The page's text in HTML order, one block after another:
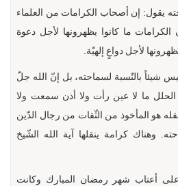
يقول: إن أصحاب الكرامات من العلماء
الكرامات ما كانوا يظهرونها لأجل دعوة
لأجل دواعٍ إلهيّة.
شيئاً بالنّسبة لسماحته، بل إنّ الله جلّ
ما لا عين رأت ولا أذن سمعت ولا
هو المأخوذ من الثّقات من رجال الدّين
وهناك كرامة ينقلها آية الله الشّيخ
أعتاب شهر رمضان المبارك وكانت